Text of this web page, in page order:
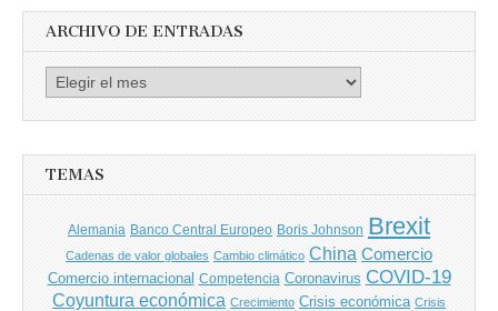
ARCHIVO DE ENTRADAS
Archivo
TEMAS
Alemania Banco Central Europeo Boris Johnson Brexit
Cadenas de valor globales Cambio climático China Comercio
Comercio internacional Competencia Coronavirus COVID-19
Coyuntura económica Crecimiento Crisis económica Crisis